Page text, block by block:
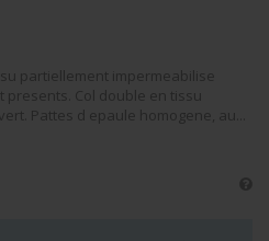
partiellement impermeabilise
Col double en tissu
Pattes d epaule homogene, au...